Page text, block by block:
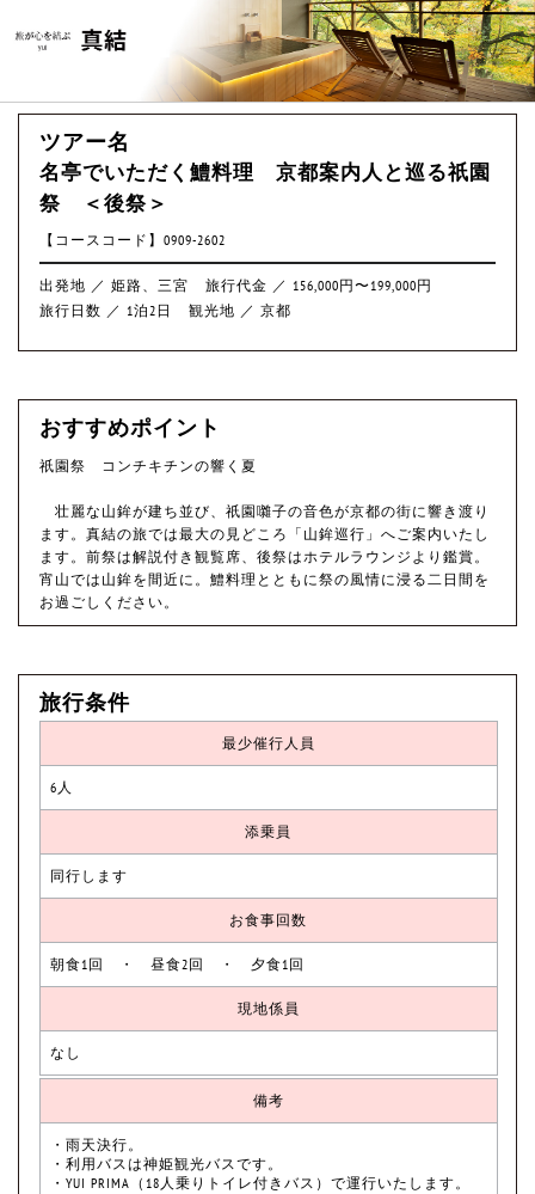
ツアー名
名亭でいただく鱧料理 京都案内人と巡る祇園
祭 ＜後祭＞
【コースコード】0909-2602
出発地 ／ 姫路、三宮
旅行代金 ／ 156,000円〜199,000円
旅行日数 ／ 1泊2日
観光地 ／ 京都
おすすめポイント
祇園祭 コンチキチンの響く夏
壮麗な山鉾が建ち並び、祇園囃子の音色が京都の街に響き渡り
ます。真結の旅では最大の見どころ「山鉾巡行」へご案内いたし
ます。前祭は解説付き観覧席、後祭はホテルラウンジより鑑賞。
宵山では山鉾を間近に。鱧料理とともに祭の風情に浸る二日間を
お過ごしください。
旅行条件
最少催行人員
6人
添乗員
同行します
お食事回数
朝食1回 ・ 昼食2回 ・ 夕食1回
現地係員
なし
備考
・雨天決行。
・利用バスは神姫観光バスです。
・YUI PRIMA（18人乗りトイレ付きバス）で運行いたします。